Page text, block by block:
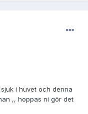
i huvet och denna
,, hoppas ni gör det